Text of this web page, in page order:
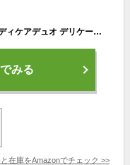
SABON サボン 2021 クリスマスコフレ ボディケアデュオ デリケート・ジャスミン
みる
在庫をAmazonでチェック >>